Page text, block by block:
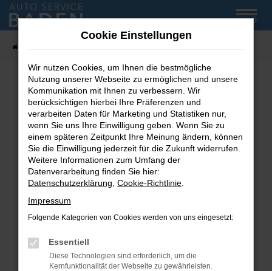
Zum
Hauptinhalt
MENÜ
Fehler: Network Error
Beim Laden ist ein Fehler aufgetreten.
Hier sind ein paar Tipps, die dir helfen können:
Überprüfe deine Firewall und deine
Internetverbindung.
Laden andere Webseiten, zum Beispiel deine
Suchmaschine?
Prüfe deine Browsererweiterungen.
können das Laden bestimmter Seiten
verhindern. Funktioniert die Seite in einem
Cookie Einstellungen
Wir nutzen Cookies, um Ihnen die bestmögliche
Nutzung unserer Webseite zu ermöglichen und unsere
Kommunikation mit Ihnen zu verbessern. Wir
berücksichtigen hierbei Ihre Präferenzen und
verarbeiten Daten für Marketing und Statistiken nur,
wenn Sie uns Ihre Einwilligung geben. Wenn Sie zu
einem späteren Zeitpunkt Ihre Meinung ändern, können
Sie die Einwilligung jederzeit für die Zukunft widerrufen.
Weitere Informationen zum Umfang der
Datenverarbeitung finden Sie hier:
Datenschutzerklärung Cookie-Richtlinie
Impressum
Folgende Kategorien von Cookies werden von uns eingesetzt:
Essentiell
Diese Technologien sind erforderlich, um die
Kernfunktionalität der Webseite zu gewährleisten.